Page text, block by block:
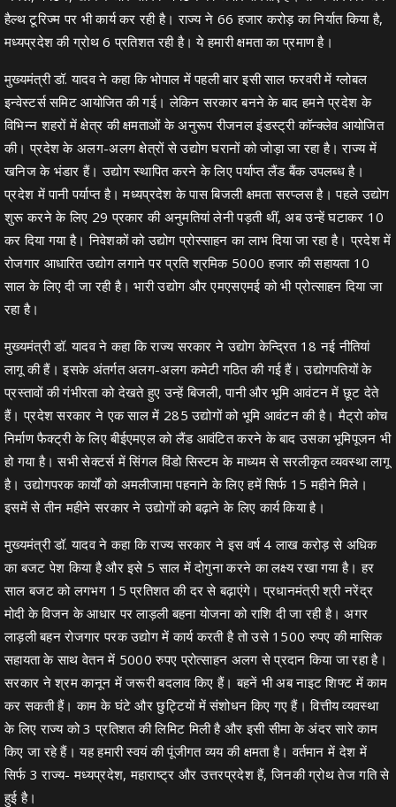
हैल्थ टूरिज्म पर भी कार्य कर रही है। राज्य ने 66 हजार करोड़ का निर्यात किया है,
मध्यप्रदेश की ग्रोथ 6 प्रतिशत रही है। ये हमारी क्षमता का प्रमाण है।
मुख्यमंत्री डॉ. यादव ने कहा कि भोपाल में पहली बार इसी साल फरवरी में ग्लोबल
इन्वेस्टर्स समिट आयोजित की गई। लेकिन सरकार बनने के बाद हमने प्रदेश के
विभिन्न शहरों में क्षेत्र की क्षमताओं के अनुरूप रीजनल इंडस्ट्री कॉन्क्लेव आयोजित
की। प्रदेश के अलग-अलग क्षेत्रों से उद्योग घरानों को जोड़ा जा रहा है। राज्य में
खनिज के भंडार हैं। उद्योग स्थापित करने के लिए पर्याप्त लैंड बैंक उपलब्ध है।
प्रदेश में पानी पर्याप्त है। मध्यप्रदेश के पास बिजली क्षमता सरप्लस है। पहले उद्योग
शुरू करने के लिए 29 प्रकार की अनुमतियां लेनी पड़ती थीं, अब उन्हें घटाकर 10
कर दिया गया है। निवेशकों को उद्योग प्रोस्साहन का लाभ दिया जा रहा है। प्रदेश में
रोजगार आधारित उद्योग लगाने पर प्रति श्रमिक 5000 हजार की सहायता 10
साल के लिए दी जा रही है। भारी उद्योग और एमएसएमई को भी प्रोत्साहन दिया जा
रहा है।
मुख्यमंत्री डॉ. यादव ने कहा कि राज्य सरकार ने उद्योग केन्द्रित 18 नई नीतियां
लागू की हैं। इसके अंतर्गत अलग-अलग कमेटी गठित की गई हैं। उद्योगपतियों के
प्रस्तावों की गंभीरता को देखते हुए उन्हें बिजली, पानी और भूमि आवंटन में छूट देते
हैं। प्रदेश सरकार ने एक साल में 285 उद्योगों को भूमि आवंटन की है। मैट्रो कोच
निर्माण फैक्ट्री के लिए बीईएमएल को लैंड आवंटित करने के बाद उसका भूमिपूजन भी
हो गया है। सभी सेक्टर्स में सिंगल विंडो सिस्टम के माध्यम से सरलीकृत व्यवस्था लागू
है। उद्योगपरक कार्यों को अमलीजामा पहनाने के लिए हमें सिर्फ 15 महीने मिले।
इसमें से तीन महीने सरकार ने उद्योगों को बढ़ाने के लिए कार्य किया है।
मुख्यमंत्री डॉ. यादव ने कहा कि राज्य सरकार ने इस वर्ष 4 लाख करोड़ से अधिक
का बजट पेश किया है और इसे 5 साल में दोगुना करने का लक्ष्य रखा गया है। हर
साल बजट को लगभग 15 प्रतिशत की दर से बढ़ाएंगे। प्रधानमंत्री श्री नरेंद्र
मोदी के विजन के आधार पर लाड़ली बहना योजना को राशि दी जा रही है। अगर
लाड़ली बहन रोजगार परक उद्योग में कार्य करती है तो उसे 1500 रुपए की मासिक
सहायता के साथ वेतन में 5000 रुपए प्रोत्साहन अलग से प्रदान किया जा रहा है।
सरकार ने श्रम कानून में जरूरी बदलाव किए हैं। बहनें भी अब नाइट शिफ्ट में काम
कर सकती हैं। काम के घंटे और छुट्टियों में संशोधन किए गए हैं। वित्तीय व्यवस्था
के लिए राज्य को 3 प्रतिशत की लिमिट मिली है और इसी सीमा के अंदर सारे काम
किए जा रहे हैं। यह हमारी स्वयं की पूंजीगत व्यय की क्षमता है। वर्तमान में देश में
सिर्फ 3 राज्य- मध्यप्रदेश, महाराष्ट्र और उत्तरप्रदेश हैं, जिनकी ग्रोथ तेज गति से
हुई है।